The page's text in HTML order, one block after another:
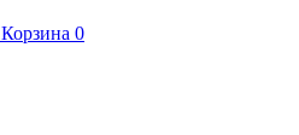
Корзина 0